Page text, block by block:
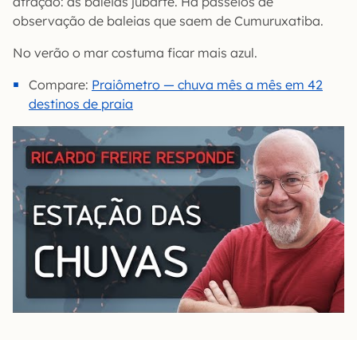
observação de baleias que saem de Cumuruxatiba.
No verão o mar costuma ficar mais azul.
Compare: Praiômetro — chuva mês a mês em 42
destinos de praia